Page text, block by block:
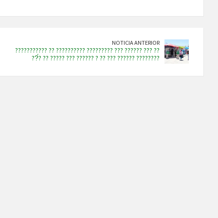
NOTICIA ANTERIOR
??????????? ?? ?????????? ????????? ??? ?????? ??? ??
??́? ?? ????? ??? ?????? ? ?? ??? ?????? ????????